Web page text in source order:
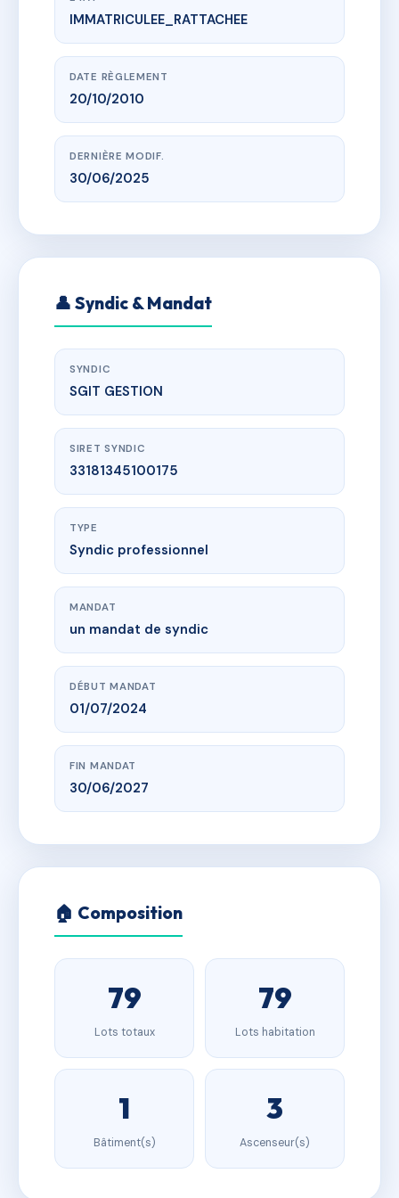
www.vme.plus/AC6786982
RESIDENCE BEAU SITE
15 AVENUE CHARLES PERROT LA PANOUSSE , 13009
IMMATRICULEE_RATTACHEE
DATE RÈGLEMENT
20/10/2010
DERNIÈRE MODIF.
30/06/2025
👤 Syndic & Mandat
SYNDIC
SGIT GESTION
SIRET SYNDIC
33181345100175
TYPE
Syndic professionnel
MANDAT
un mandat de syndic
DÉBUT MANDAT
01/07/2024
FIN MANDAT
30/06/2027
🏠 Composition
79
Lots totaux
79
Lots habitation
1
Bâtiment(s)
3
Ascenseur(s)